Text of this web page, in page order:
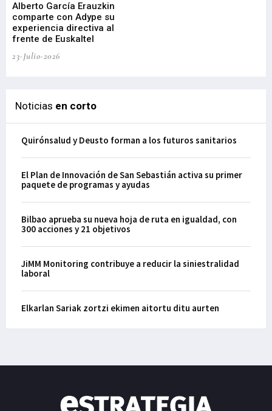
Alberto García Erauzkin
comparte con Adype su
experiencia directiva al
frente de Euskaltel
23-Julio-2026
Noticias en corto
Quirónsalud y Deusto forman a los futuros sanitarios
El Plan de Innovación de San Sebastián activa su primer
paquete de programas y ayudas
Bilbao aprueba su nueva hoja de ruta en igualdad, con
300 acciones y 21 objetivos
JiMM Monitoring contribuye a reducir la siniestralidad
laboral
Elkarlan Sariak zortzi ekimen aitortu ditu aurten